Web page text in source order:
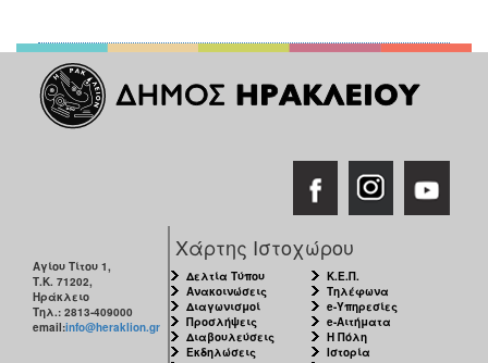
Αγίου Τίτου 1,
Τ.Κ. 71202,
Ηράκλειο
Τηλ.: 2813-409000
email:info@heraklion.gr
Χάρτης Ιστοχώρου
Δελτία Τύπου
Ανακοινώσεις
Διαγωνισμοί
Προσλήψεις
Διαβουλεύσεις
Εκδηλώσεις
Κ.Ε.Π.
Τηλέφωνα
e-Υπηρεσίες
e-Αιτήματα
Η Πόλη
Ιστορία